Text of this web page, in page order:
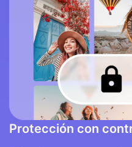
Protección con